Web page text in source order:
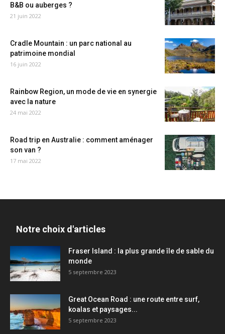
B&B ou auberges ?
21 juin 2022
Cradle Mountain : un parc national au
patrimoine mondial
16 juin 2022
Rainbow Region, un mode de vie en synergie
avec la nature
24 mai 2022
Road trip en Australie : comment aménager
son van ?
17 mai 2022
Notre choix d'articles
Fraser Island : la plus grande île de sable du
monde
5 septembre 2023
Great Ocean Road : une route entre surf,
koalas et paysages...
5 septembre 2023